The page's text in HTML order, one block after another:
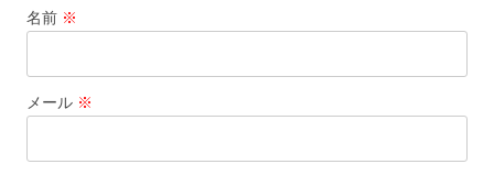
名前 ※
メール ※